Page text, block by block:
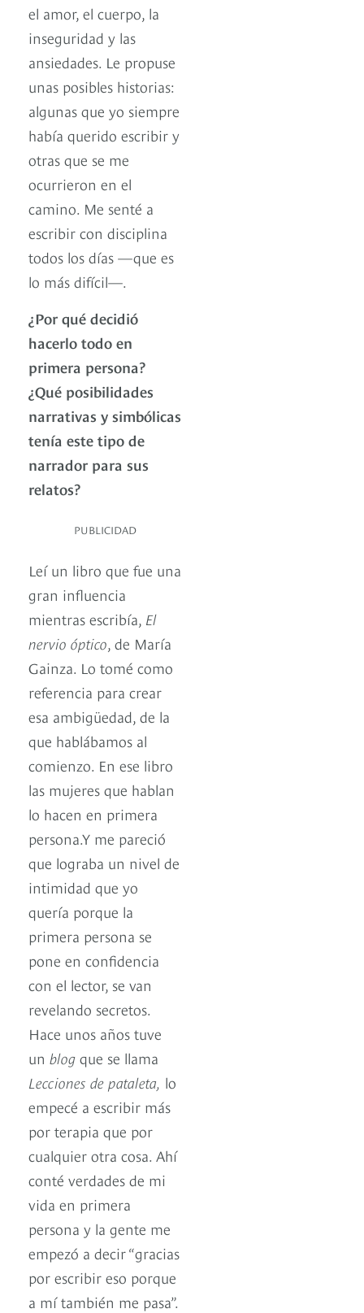
el amor, el cuerpo, la
inseguridad y las
ansiedades. Le propuse
unas posibles historias:
algunas que yo siempre
había querido escribir y
otras que se me
ocurrieron en el
camino. Me senté a
escribir con disciplina
todos los días —que es
lo más difícil—.
¿Por qué decidió
hacerlo todo en
primera persona?
¿Qué posibilidades
narrativas y simbólicas
tenía este tipo de
narrador para sus
relatos?
PUBLICIDAD
Leí un libro que fue una
gran influencia
mientras escribía, El
nervio óptico, de María
Gainza. Lo tomé como
referencia para crear
esa ambigüedad, de la
que hablábamos al
comienzo. En ese libro
las mujeres que hablan
lo hacen en primera
persona.Y me pareció
que lograba un nivel de
intimidad que yo
quería porque la
primera persona se
pone en confidencia
con el lector, se van
revelando secretos.
Hace unos años tuve
un blog que se llama
Lecciones de pataleta, lo
empecé a escribir más
por terapia que por
cualquier otra cosa. Ahí
conté verdades de mi
vida en primera
persona y la gente me
empezó a decir “gracias
por escribir eso porque
a mí también me pasa”.